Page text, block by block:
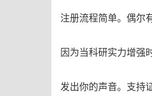
注册流程简单。偶尔
因为当科研实力增强
发出你的声音。支持